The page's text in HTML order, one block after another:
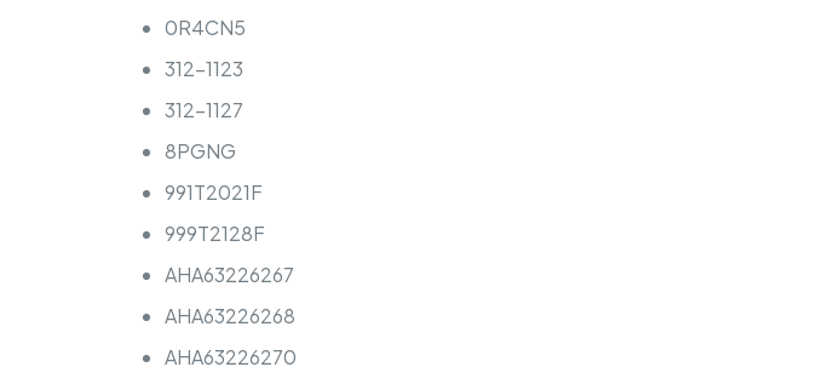
0R4CN5
312-1123
312-1127
8PGNG
991T2021F
999T2128F
AHA63226267
AHA63226268
AHA63226270